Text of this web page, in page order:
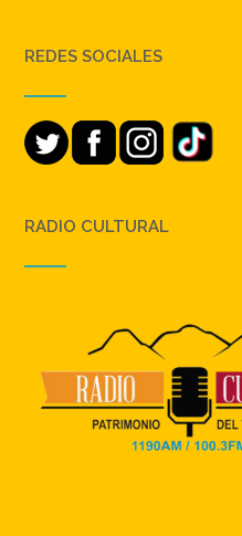
REDES SOCIALES
RADIO CULTURAL